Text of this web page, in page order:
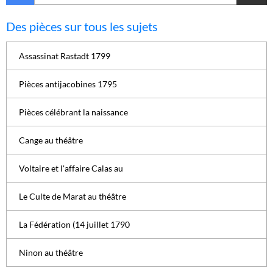
Des pièces sur tous les sujets
Assassinat Rastadt 1799
Pièces antijacobines 1795
Pièces célébrant la naissance
Cange au théâtre
Voltaire et l'affaire Calas au
Le Culte de Marat au théâtre
La Fédération (14 juillet 1790
Ninon au théâtre